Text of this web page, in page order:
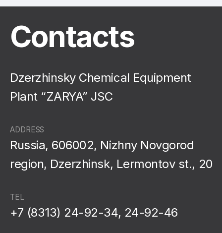
Contacts
Dzerzhinsky Chemical Equipment
Plant “ZARYA” JSC
ADDRESS
Russia, 606002, Nizhny Novgorod
region, Dzerzhinsk, Lermontov st., 20
TEL
+7 (8313) 24-92-34, 24-92-46